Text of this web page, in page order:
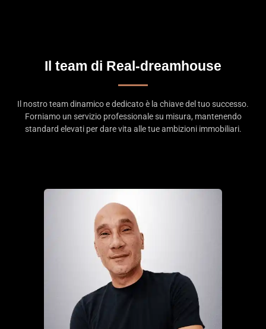
Il team di Real-dreamhouse
Il nostro team dinamico e dedicato è la chiave del tuo successo.
Forniamo un servizio professionale su misura, mantenendo
standard elevati per dare vita alle tue ambizioni immobiliari.